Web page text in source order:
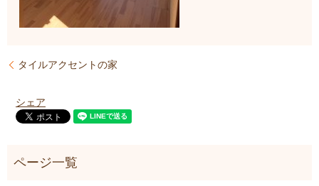
タイルアクセントの家
シェア